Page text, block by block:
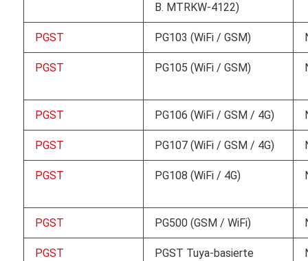
B. MTRKW-4122)
PGST PG103 (WiFi / GSM)
PGST PG105 (WiFi / GSM)
PGST PG106 (WiFi / GSM / 4G)
PGST PG107 (WiFi / GSM / 4G)
PGST PG108 (WiFi / 4G)
PGST PG500 (GSM / WiFi)
PGST
PGST Tuya-basierte